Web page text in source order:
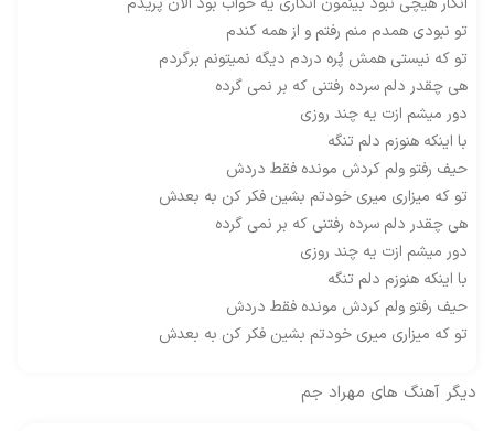
تو نبودی همدم منم رفتم و از همه کندم
تو که نیستی همش پُره دردم دیگه نمیتونم برگردم
هی چقدر دلم سرده رفتنی که بر نمی گرده
دور میشم ازت یه چند روزی
با اینکه هنوزم دلم تنگه
حیف رفتو ولم کردش مونده فقط دردش
تو که میزاری میری خودتم بشین فکر کن به بعدش
هی چقدر دلم سرده رفتنی که بر نمی گرده
دور میشم ازت یه چند روزی
با اینکه هنوزم دلم تنگه
حیف رفتو ولم کردش مونده فقط دردش
تو که میزاری میری خودتم بشین فکر کن به بعدش
دیگر آهنگ های مهراد جم